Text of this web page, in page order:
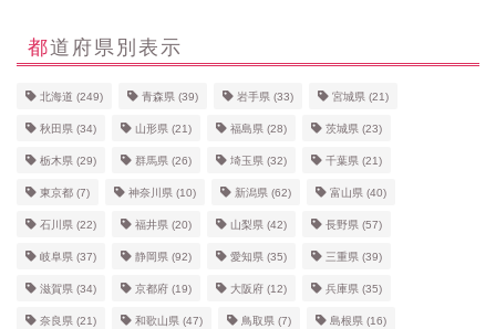
都道府県別表示
北海道 (249) 青森県 (39) 岩手県 (33) 宮城県 (21)
秋田県 (34) 山形県 (21) 福島県 (28) 茨城県 (23)
栃木県 (29) 群馬県 (26) 埼玉県 (32) 千葉県 (21)
東京都 (7) 神奈川県 (10) 新潟県 (62) 富山県 (40)
石川県 (22) 福井県 (20) 山梨県 (42) 長野県 (57)
岐阜県 (37) 静岡県 (92) 愛知県 (35) 三重県 (39)
滋賀県 (34) 京都府 (19) 大阪府 (12) 兵庫県 (35)
奈良県 (21) 和歌山県 (47) 鳥取県 (7) 島根県 (16)